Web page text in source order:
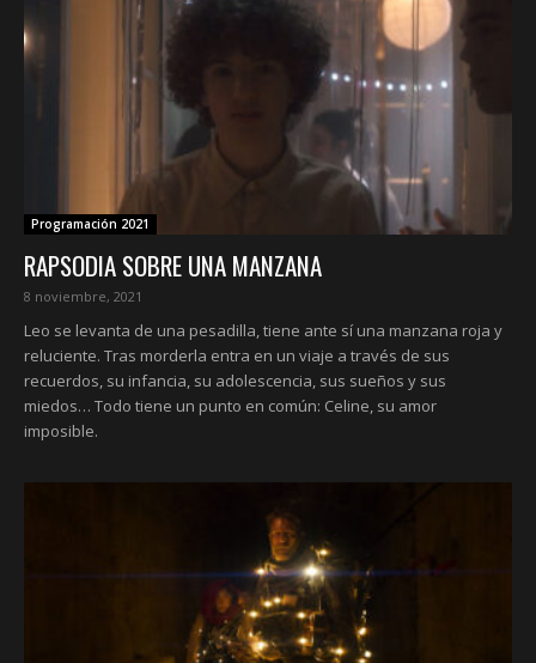
Programación 2021
RAPSODIA SOBRE UNA MANZANA
8 noviembre, 2021
Leo se levanta de una pesadilla, tiene ante sí una manzana roja y
reluciente. Tras morderla entra en un viaje a través de sus
recuerdos, su infancia, su adolescencia, sus sueños y sus
miedos… Todo tiene un punto en común: Celine, su amor
imposible.